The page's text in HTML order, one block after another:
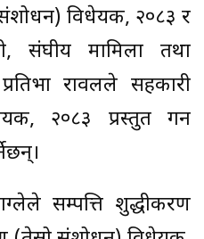
संशोधन) विधेयक, २०८३ र
संघीय मामिला तथा
रावलले सहकारी
२०८३ प्रस्तुत गर्न
सम्पत्ति शुद्धीकरण